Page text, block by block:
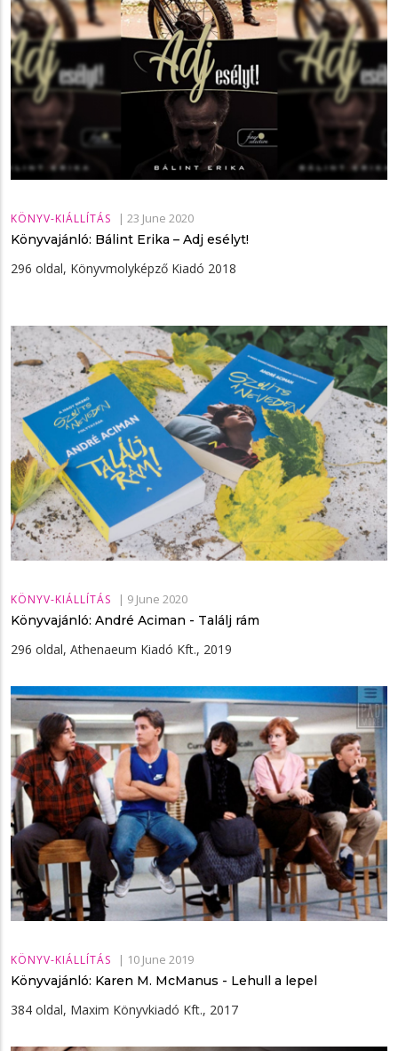
KÖNYV-KIÁLLÍTÁS | 23 June 2020
Könyvajánló: Bálint Erika – Adj esélyt!
296 oldal, Könyvmolyképző Kiadó 2018
KÖNYV-KIÁLLÍTÁS | 9 June 2020
Könyvajánló: André Aciman - Találj rám
296 oldal, Athenaeum Kiadó Kft., 2019
KÖNYV-KIÁLLÍTÁS | 10 June 2019
Könyvajánló: Karen M. McManus - Lehull a lepel
384 oldal, Maxim Könyvkiadó Kft., 2017